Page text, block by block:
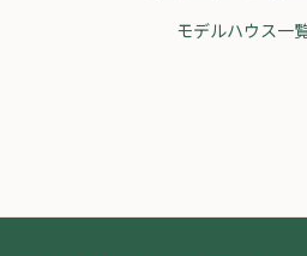
モデルハウス一